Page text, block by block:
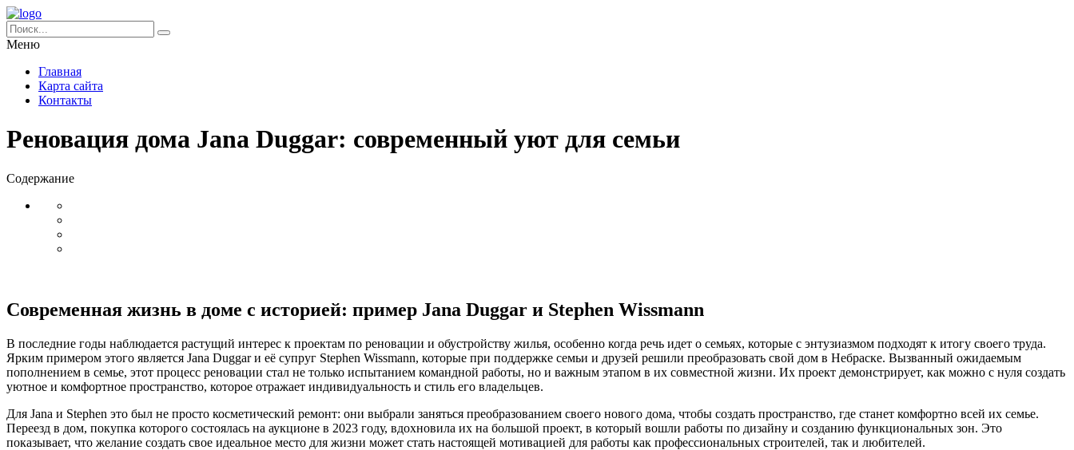
Меню
Главная
Карта сайта
Контакты
Реновация дома Jana Duggar: современный уют для семьи
Содержание
Современная жизнь в доме с историей: пример Jana Duggar и Stephen Wissmann
В последние годы наблюдается растущий интерес к проектам по реновации и обустройству жилья, особенно когда речь идет о семьях, которые с энтузиазмом подходят к итогу своего труда.
Ярким примером этого является Jana Duggar и её супруг Stephen Wissmann, которые при поддержке семьи и друзей решили преобразовать свой дом в Небраске. Вызванный ожидаемым
пополнением в семье, этот процесс реновации стал не только испытанием командной работы, но и важным этапом в их совместной жизни. Их проект демонстрирует, как можно с нуля создать
уютное и комфортное пространство, которое отражает индивидуальность и стиль его владельцев.
Для Jana и Stephen это был не просто косметический ремонт: они выбрали заняться преобразованием своего нового дома, чтобы создать пространство, где станет комфортно всей их семье.
Переезд в дом, покупка которого состоялась на аукционе в 2023 году, вдохновила их на большой проект, в который вошли работы по дизайну и созданию функциональных зон. Это
показывает, что желание создать свое идеальное место для жизни может стать настоящей мотивацией для работы как профессиональных строителей, так и любителей.